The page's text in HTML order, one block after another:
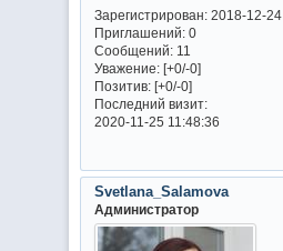
Зарегистрирован: 2018-12-24
Приглашений:0
Сообщений:11
Уважение: [+0/-0]
Позитив: [+0/-0]
Последний визит:
2020-11-25 11:48:36
Svetlana_Salamova
Администратор